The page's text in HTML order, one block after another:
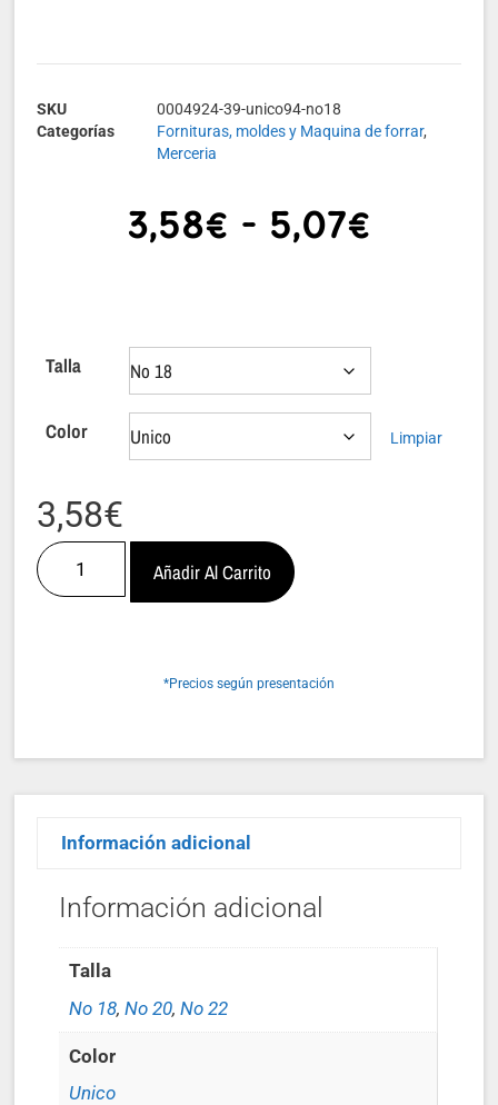
SKU
0004924-39-unico94-no18
Categorías
Fornituras, moldes y Maquina de forrar,
Merceria
3,58€ - 5,07€
Talla
Color Limpiar
3,58€
Añadir Al Carrito
*Precios según presentación
Información adicional
Información adicional
Talla
No 18, No 20, No 22
Color
Unico